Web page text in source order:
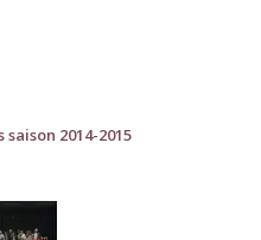
2014-2015